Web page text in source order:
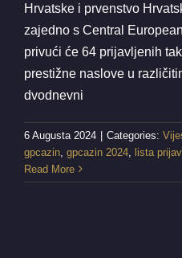
Hrvatske i prvenstvo
zajedno s Central
privući će 64 prijavljenih
prestižne naslove u
dvodnevni
6 Augusta 2024 | Categories:
gpcazin gpcazin 2024 lista
Read More